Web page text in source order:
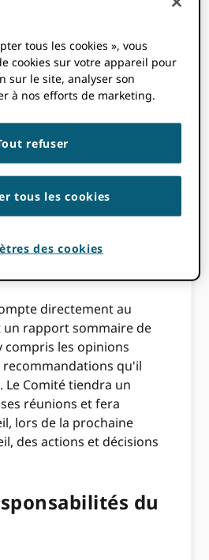
et des cotisations
permanent du
À ce titre, il fournit
indiqué dans la
autrement, comme
par le Conseil. Il ne
délégué pour
directement au
rapport sommaire de
compris les opinions
recommandations qu'il
Le Comité tiendra un
réunions et fera
lors de la prochaine
des actions et décisions
du
tous les cookies », vous
cookies sur votre appareil pour
sur le site, analyser son
à nos efforts de marketing.
refuser
tous les cookies
des cookies